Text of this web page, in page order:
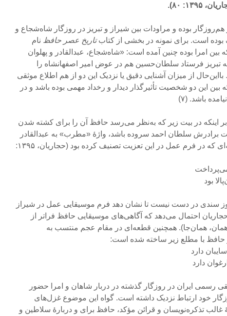
۸۰).
هم‌روزگار بوده و مراودات بین شیراز و تبریز در روزگار شاه‌شجاع و
است. برای نمونه در بخشی از کتابتاریخ عصر حافظ نام
بین امرا بوده چنین آمده است: «شاه‌شجاع، عبدالقادر و پهلوان
تبریز فرستاد سلطان‌حسین هم در عوض امیر اصفهانشاه را
(غنی، ۱۳۷۵: ۳۰۰). بااین‌حال از میزان آشنایی دقیق یا نزدیک این دو از هم اطلاع موثقی
بین این دو شخصیت تأثیرگذار دیدار و رخداد مهمی بوده باشد و در
باشد. (۷)
بر اینکه در بیت زیر که به‌نظر می‌رسد حافظ آن را برای کشته شدن
سلطان احمد سروده باشد، واژۀ «مطرب» به عبدالقادر
مراغی اشاره دارد و به قطعه‌ای که در فرم عمل در این تعزیت تصنیف کرده بود (حجاریان، ۱۳۹۵:
بود
سندی در دست نیست تا نشان دهد فرم موسیقایی عمل در شیراز
احتمال می‌دهد که آگاهی‌های موسیقایی حافظ فراتر از
همان‌جا). همچنین قطعه‌ای در مقام عجم منتسب به
حافظ با مطلع زیر ساخته شده است:
دارد
دارد
رسمی ایران در روزگار گذشته در دربار شاهان و امرا حضور
خود ارتباط نزدیک داشته است. گواه این موضوع غزل‌های
غالب تذکره‌نویسان و قرائن مؤکد، حافظ برای و دربارۀ سلاطین و